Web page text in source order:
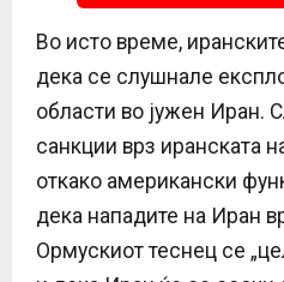
Во исто време,
дека се слушнале
области во јужен Иран.
санкции врз иранската
откако американски
дека нападите на Иран
Ормускиот теснец се